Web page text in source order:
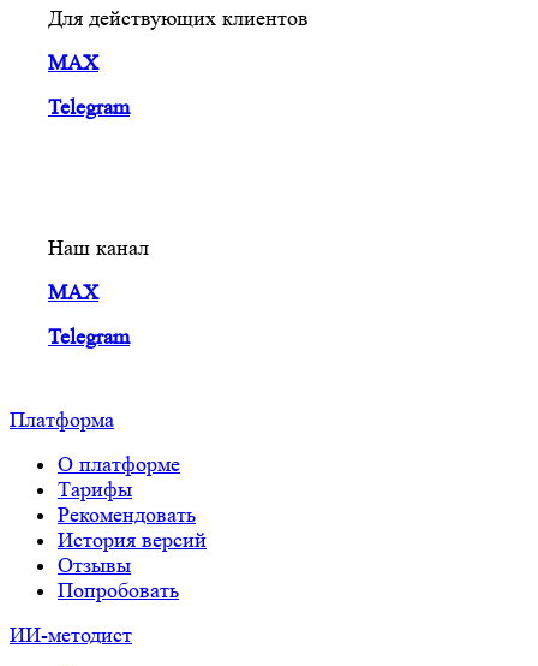
Для действующих клиентов
MAX
Telegram
Наш канал
MAX
Telegram
Платформа
О платформе
Тарифы
Рекомендовать
История версий
Отзывы
Попробовать
ИИ-методист